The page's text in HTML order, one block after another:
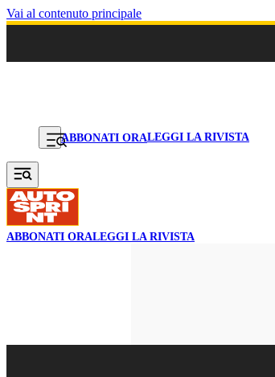
Vai al contenuto principale
ABBONATI ORALEGGI LA RIVISTA
ABBONATI ORALEGGI LA RIVISTA